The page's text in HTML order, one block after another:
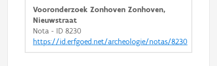
Vooronderzoek Zonhoven Zonhoven,
Nieuwstraat
Nota - ID 8230
https://id.erfgoed.net/archeologie/notas/8230